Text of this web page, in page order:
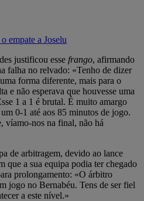
empate a Joselu
justificou esse frango, afirmando
falha no relvado: «Tenho de dizer
forma diferente, mais para o
e não esperava que houvesse uma
1 a 1 é brutal. É muito amargo
0-1 até aos 85 minutos de jogo.
víamo-nos na final, não há
de arbitragem, devido ao lance
que a sua equipa podia ter chegado
prolongamento: «O árbitro
jogo no Bernabéu. Tens de ser fiel
a este nível.»